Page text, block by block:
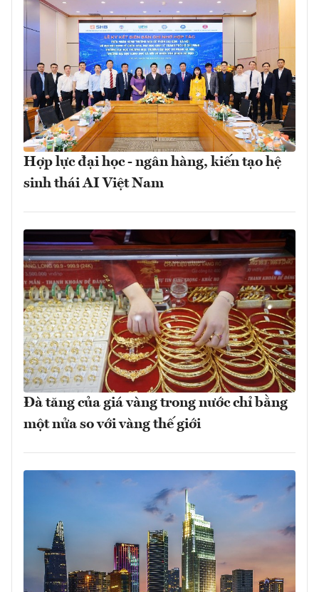
Hợp lực đại học - ngân hàng, kiến tạo hệ
sinh thái AI Việt Nam
Đà tăng của giá vàng trong nước chỉ bằng
một nửa so với vàng thế giới